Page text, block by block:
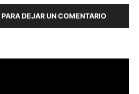
DEJAR UN COMENTARIO